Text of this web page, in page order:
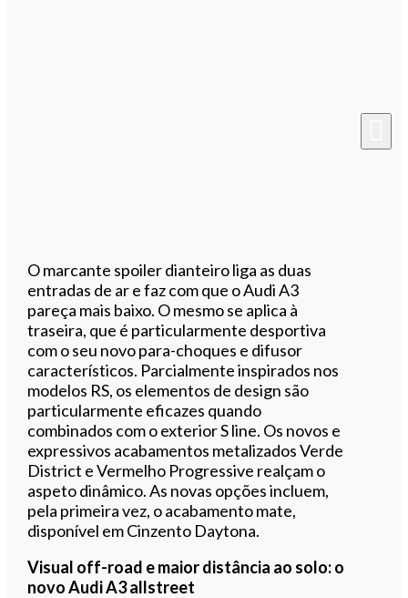
O marcante spoiler dianteiro liga as duas
entradas de ar e faz com que o Audi A3
pareça mais baixo. O mesmo se aplica à
traseira, que é particularmente desportiva
com o seu novo para-choques e difusor
característicos. Parcialmente inspirados nos
modelos RS, os elementos de design são
particularmente eficazes quando
combinados com o exterior S line. Os novos e
expressivos acabamentos metalizados Verde
District e Vermelho Progressive realçam o
aspeto dinâmico. As novas opções incluem,
pela primeira vez, o acabamento mate,
disponível em Cinzento Daytona.
Visual off-road e maior distância ao solo: o
novo Audi A3 allstreet